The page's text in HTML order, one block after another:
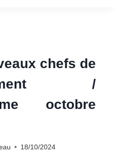
chefs de
/
octobre
18/10/2024